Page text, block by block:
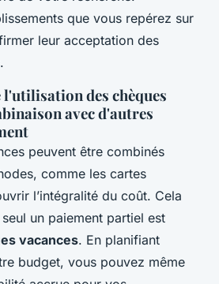
que vous repérez sur
leur acceptation des
des chèques
avec d'autres
peuvent être combinés
comme les cartes
l’intégralité du coût. Cela
un paiement partiel est
vacances. En planifiant
budget, vous pouvez même